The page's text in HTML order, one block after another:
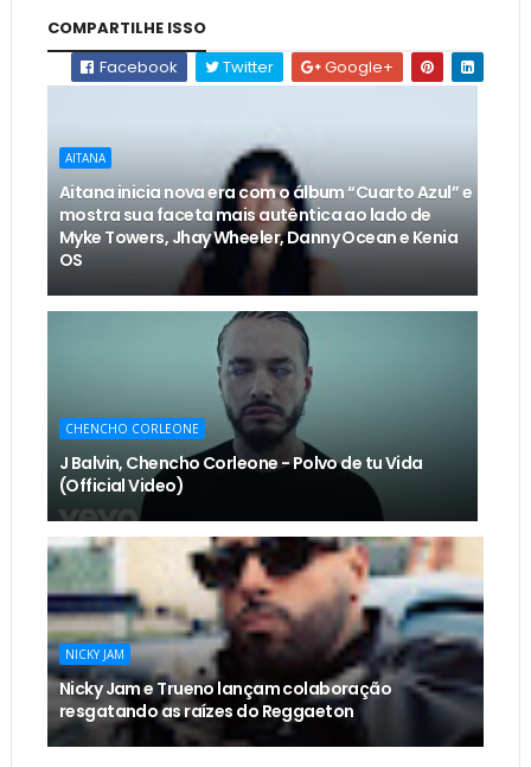
COMPARTILHE ISSO
Facebook
Twitter Google+
AITANA
Aitana inicia nova era com o álbum “Cuarto Azul” e
mostra sua faceta mais autêntica ao lado de
Myke Towers, Jhay Wheeler, Danny Ocean e Kenia
OS
CHENCHO CORLEONE
J Balvin, Chencho Corleone - Polvo de tu Vida
(Official Video)
NICKY JAM
Nicky Jam e Trueno lançam colaboração
resgatando as raízes do Reggaeton